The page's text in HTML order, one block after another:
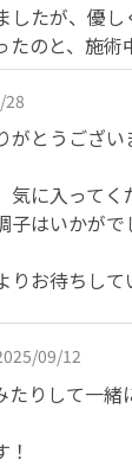
たが、優
たのと、施
28
がとうござい
気に入って
子はいかが
りお待ちして
09/12
りして一